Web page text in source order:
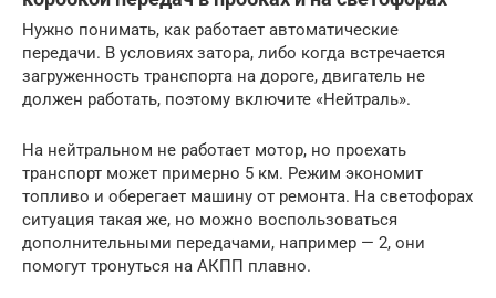
Нужно понимать, как работает автоматические
передачи. В условиях затора, либо когда встречается
загруженность транспорта на дороге, двигатель не
должен работать, поэтому включите «Нейтраль».
На нейтральном не работает мотор, но проехать
транспорт может примерно 5 км. Режим экономит
топливо и оберегает машину от ремонта. На светофорах
ситуация такая же, но можно воспользоваться
дополнительными передачами, например — 2, они
помогут тронуться на АКПП плавно.